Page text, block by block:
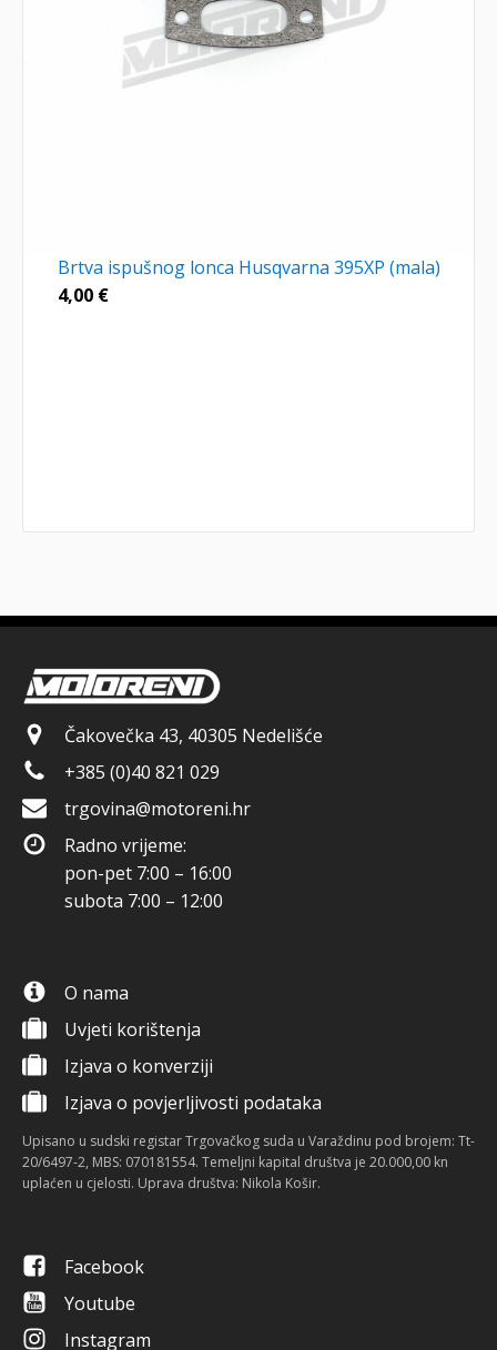
Brtva ispušnog lonca Husqvarna 395XP (mala)
4,00 €
Čakovečka 43, 40305 Nedelišće
+385 (0)40 821 029
trgovina@motoreni.hr
Radno vrijeme:
pon-pet 7:00 – 16:00
subota 7:00 – 12:00
O nama
Uvjeti korištenja
Izjava o konverziji
Izjava o povjerljivosti podataka
Upisano u sudski registar Trgovačkog suda u Varaždinu pod brojem: Tt-
20/6497-2, MBS: 070181554. Temeljni kapital društva je 20.000,00 kn
uplaćen u cjelosti. Uprava društva: Nikola Košir.
Facebook
Youtube
Instagram